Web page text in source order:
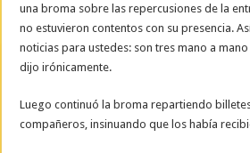
una broma sobre las repercusiones de la
no estuvieron contentos con su presencia.
noticias para ustedes: son tres mano a mano
dijo irónicamente.
Luego continuó la broma repartiendo
compañeros, insinuando que los había